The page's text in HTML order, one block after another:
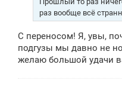
раз вообще всё
С переносом! Я, увы,
подгузы мы давно не
желаю большой удачи